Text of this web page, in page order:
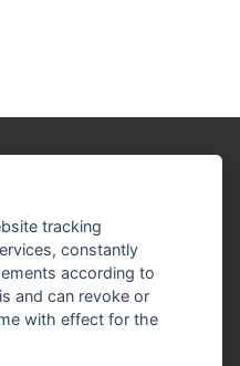
Widerruf-Formular
ändern
tracking
constantly
according to
and can revoke or
with effect for the